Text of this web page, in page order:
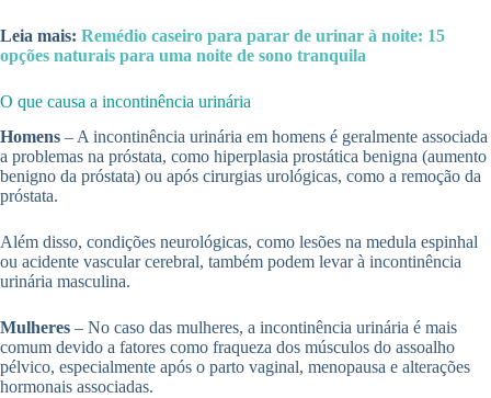
Leia mais: Remédio caseiro para parar de urinar à noite: 15
opções naturais para uma noite de sono tranquila
O que causa a incontinência urinária
Homens – A incontinência urinária em homens é geralmente associada
a problemas na próstata, como hiperplasia prostática benigna (aumento
benigno da próstata) ou após cirurgias urológicas, como a remoção da
próstata.
Além disso, condições neurológicas, como lesões na medula espinhal
ou acidente vascular cerebral, também podem levar à incontinência
urinária masculina.
Mulheres – No caso das mulheres, a incontinência urinária é mais
comum devido a fatores como fraqueza dos músculos do assoalho
pélvico, especialmente após o parto vaginal, menopausa e alterações
hormonais associadas.